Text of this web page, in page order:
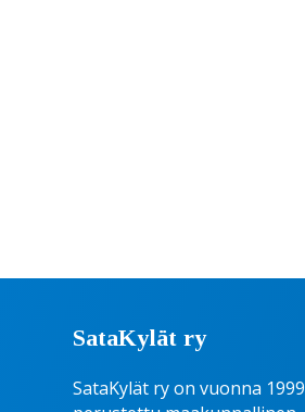
SataKylät ry
SataKylät ry on vuonna 1999